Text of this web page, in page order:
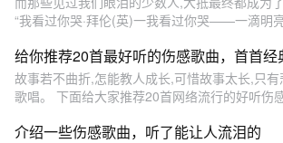
“我看过你哭·拜伦(英)一我看过你哭——一滴明
给你推荐20首最好听的伤感歌曲，首首经
故事若不曲折,怎能教人成长,可惜故事太长,只
歌唱。 下面给大家推荐20首网络流行的好听伤
介绍一些伤感歌曲，听了能让人流泪的